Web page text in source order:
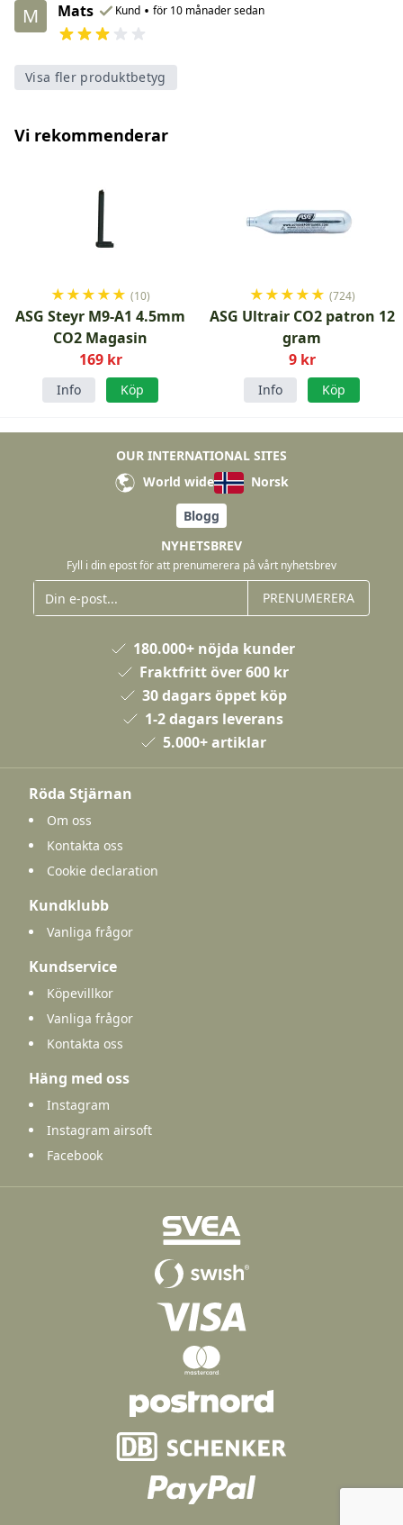
M Mats Kund • för 10 månader sedan
Visa fler produktbetyg
Vi rekommenderar
★★★★★ (10)
ASG Steyr M9-A1 4.5mm
CO2 Magasin
169 kr
Info Köp
★★★★★ (724)
ASG Ultrair CO2 patron 12
gram
9 kr
Info Köp
OUR INTERNATIONAL SITES
World wide
Norsk
Blogg
NYHETSBREV
Fyll i din epost för att prenumerera på vårt nyhetsbrev
PRENUMERERA
180.000+ nöjda kunder
Fraktfritt över 600 kr
30 dagars öppet köp
1-2 dagars leverans
5.000+ artiklar
Röda Stjärnan
Om oss
Kontakta oss
Cookie declaration
Kundklubb
Vanliga frågor
Kundservice
Köpevillkor
Vanliga frågor
Kontakta oss
Häng med oss
Instagram
Instagram airsoft
Facebook